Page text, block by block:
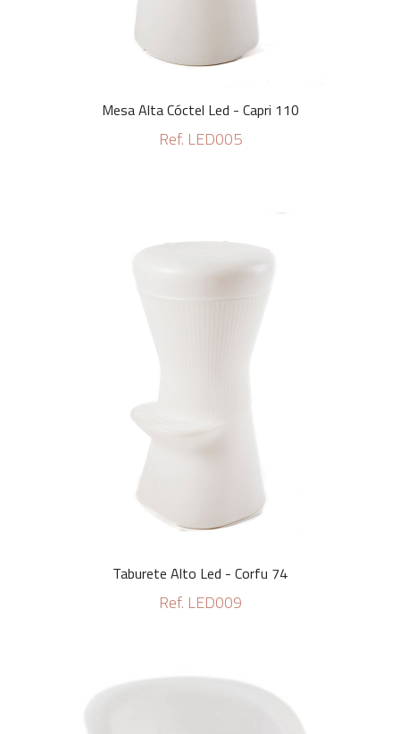
Mesa Alta Cóctel Led - Capri 110
Ref. LED005
Taburete Alto Led - Corfu 74
Ref. LED009